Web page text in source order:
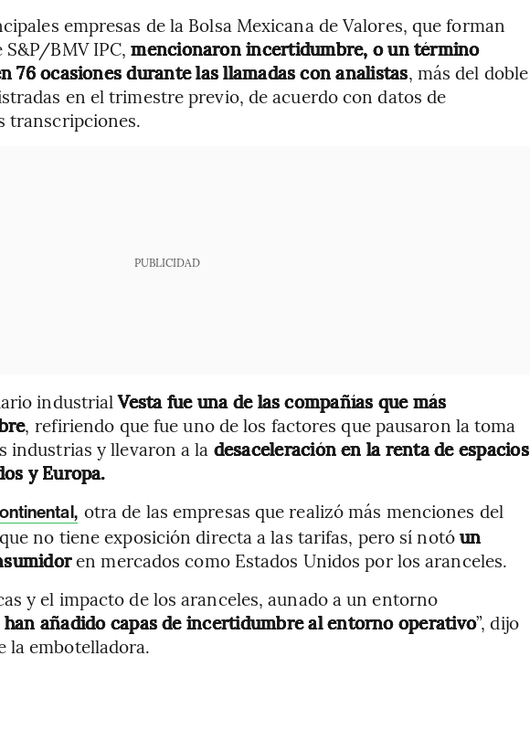
empresas de la Bolsa Mexicana de Valores, que forman
S&P/BMV IPC,mencionaron incertidumbre, o un término
76 ocasiones durante las llamadas con analistas, más del doble
en el trimestre previo, de acuerdo con datos de
transcripciones.
PUBLICIDAD
industrialVesta fue una de las compañías que más
, refiriendo que fue uno de los factores que pausaron la toma
industrias y llevaron a la desaceleración en la renta de espacios
y Europa.
otra de las empresas que realizó más menciones del
no tiene exposición directa a las tarifas, pero sí notóun
en mercados como Estados Unidos por los aranceles.
y el impacto de los aranceles, aunado a un entorno
han añadido capas de incertidumbre al entorno operativo”, dijo
la embotelladora.